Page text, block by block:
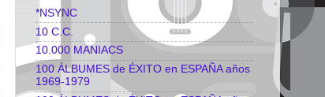
*NSYNC
10 C.C.
10.000 MANIACS
100 ÁLBUMES de ÉXITO en ESPAÑA años
1969-1979